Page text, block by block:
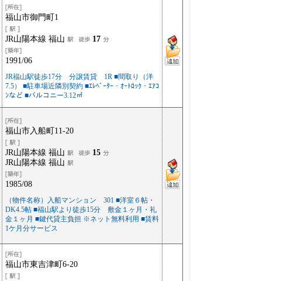
福山市御門町1
JR山陽本線 福山 17
1991/06
JR福山駅徒歩17分 分譲賃貸 1R ■間取り（洋
7.5） ■駐車場近隣別契約 ■ｴﾚﾍﾞｰﾀｰ・ｵｰﾄﾛｯｸ・ｴｱｺ
ﾝなど ■バルコニー3.12㎡
福山市入船町11-20
JR山陽本線 福山
15
JR山陽本線 福山
1985/08
（物件名称）入船マンション 301 ■洋室６帖・
DK4.5帖 ■福山駅より徒歩15分 敷金１ヶ月・礼
金１ヶ月 ■鍵代貸主負担 ※ネット無料利用 ■賃料
1ケ月分サービス
福山市東吉津町6-20